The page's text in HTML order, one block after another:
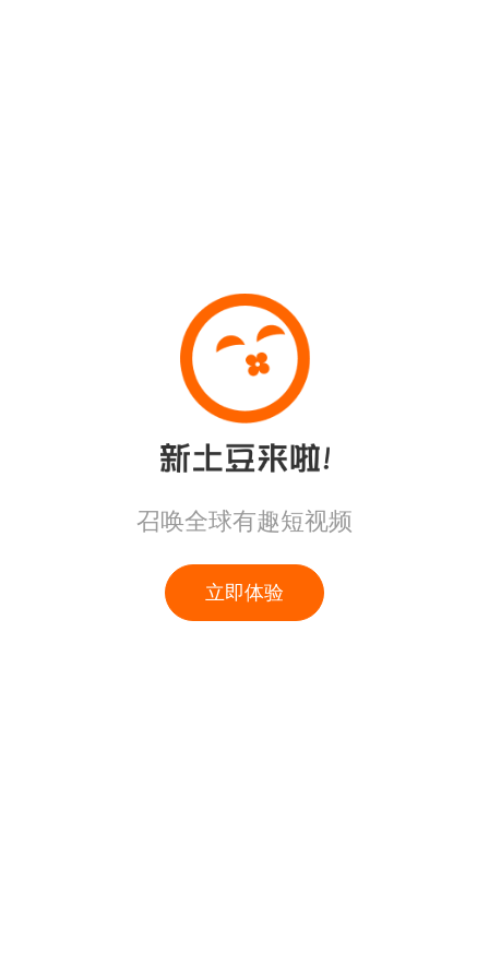
召唤全球有趣短视频
立即体验